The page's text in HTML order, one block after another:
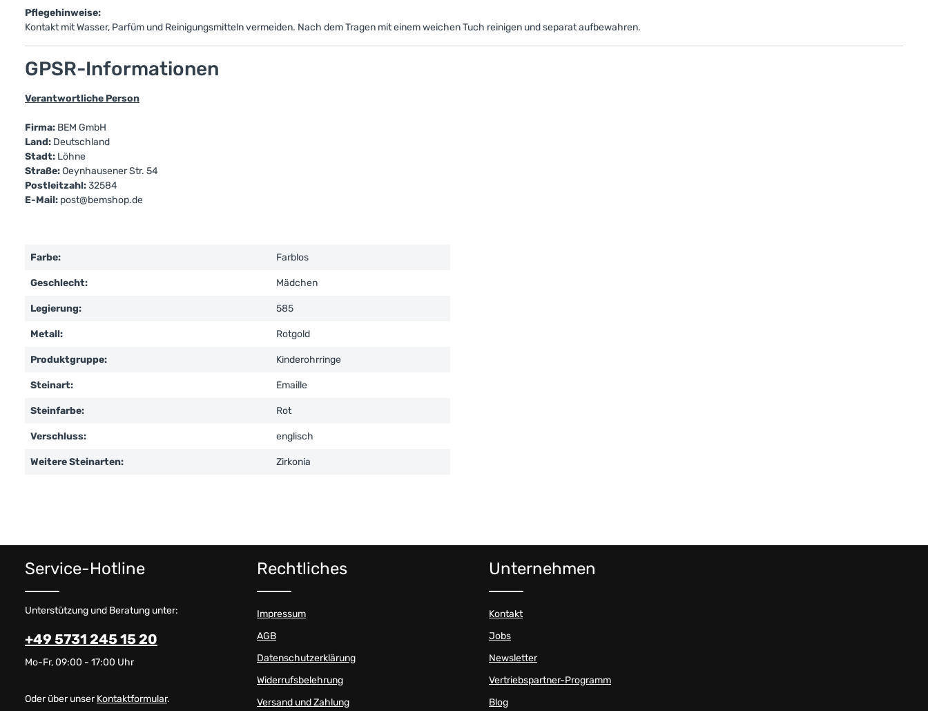
Pflegehinweise:
Kontakt mit Wasser, Parfüm und Reinigungsmitteln vermeiden. Nach dem Tragen mit einem weichen Tuch reinigen und separat aufbewahren.
GPSR-Informationen
Verantwortliche Person
Firma: BEM GmbH
Land: Deutschland
Stadt: Löhne
Straße:Oeynhausener Str. 54
Postleitzahl:32584
E-Mail: post@bemshop.de
Farbe: Farblos
Geschlecht: Mädchen
Legierung: 585
Metall: Rotgold
Produktgruppe: Kinderohrringe
Steinart: Emaille
Steinfarbe: Rot
Verschluss: englisch
Weitere Steinarten: Zirkonia
Service-Hotline
Unterstützung und Beratung unter:
+49 5731 245 15 20
Mo-Fr, 09:00 - 17:00 Uhr
Oder über unserKontaktformular.
Rechtliches
Impressum
AGB
Datenschutzerklärung
Widerrufsbelehrung
Versand und Zahlung
Unternehmen
Kontakt
Jobs
Newsletter
Vertriebspartner-Programm
Blog